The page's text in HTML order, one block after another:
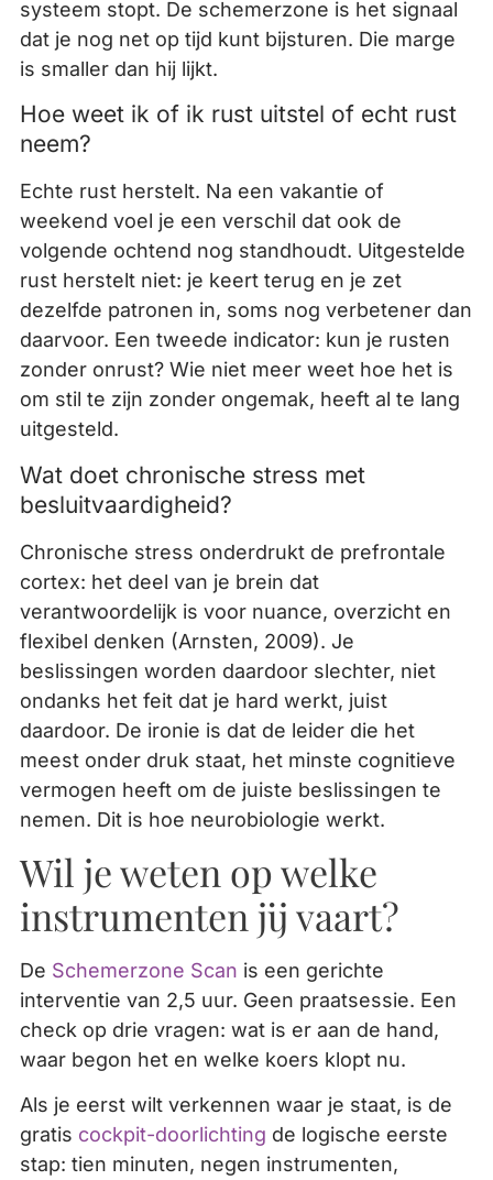
systeem stopt. De schemerzone is het signaal
dat je nog net op tijd kunt bijsturen. Die marge
is smaller dan hij lijkt.
Hoe weet ik of ik rust uitstel of echt rust
neem?
Echte rust herstelt. Na een vakantie of
weekend voel je een verschil dat ook de
volgende ochtend nog standhoudt. Uitgestelde
rust herstelt niet: je keert terug en je zet
dezelfde patronen in, soms nog verbetener dan
daarvoor. Een tweede indicator: kun je rusten
zonder onrust? Wie niet meer weet hoe het is
om stil te zijn zonder ongemak, heeft al te lang
uitgesteld.
Wat doet chronische stress met
besluitvaardigheid?
Chronische stress onderdrukt de prefrontale
cortex: het deel van je brein dat
verantwoordelijk is voor nuance, overzicht en
flexibel denken (Arnsten, 2009). Je
beslissingen worden daardoor slechter, niet
ondanks het feit dat je hard werkt, juist
daardoor. De ironie is dat de leider die het
meest onder druk staat, het minste cognitieve
vermogen heeft om de juiste beslissingen te
nemen. Dit is hoe neurobiologie werkt.
Wil je weten op welke
instrumenten jij vaart?
De Schemerzone Scan is een gerichte
interventie van 2,5 uur. Geen praatsessie. Een
check op drie vragen: wat is er aan de hand,
waar begon het en welke koers klopt nu.
Als je eerst wilt verkennen waar je staat, is de
gratis cockpit-doorlichting de logische eerste
stap: tien minuten, negen instrumenten,